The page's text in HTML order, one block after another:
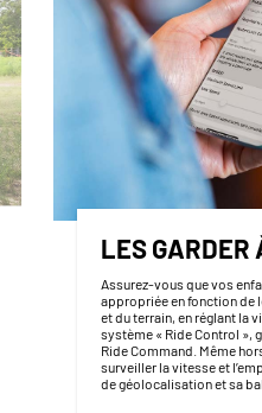
LES
Assurez-vous que vos
appropriée en fonction de
et du terrain, en réglant la
système « Ride Control »,
Ride Command. Même
surveiller la vitesse et
de géolocalisation et sa